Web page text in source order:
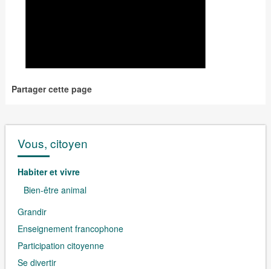
Partager cette page
Vous, citoyen
Habiter et vivre
Bien-être animal
Grandir
Enseignement francophone
Participation citoyenne
Se divertir